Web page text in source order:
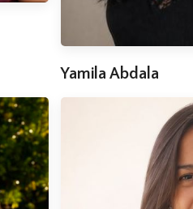
Yamila Abdala